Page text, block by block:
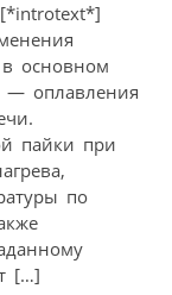
в основном
— оплавления
пайки при
по
[…]